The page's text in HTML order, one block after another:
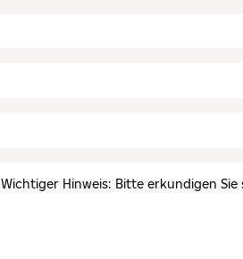
Wichtiger Hinweis: Bitte erkundigen